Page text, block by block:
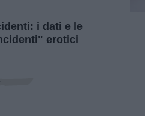
i dati e le
erotici